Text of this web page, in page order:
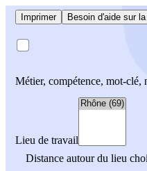
Imprimer Besoin d'aide sur
Métier, compétence, mot-clé,
Lieu de travail
Distance autour du lieu